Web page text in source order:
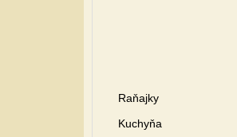
Raňajky
Kuchyňa